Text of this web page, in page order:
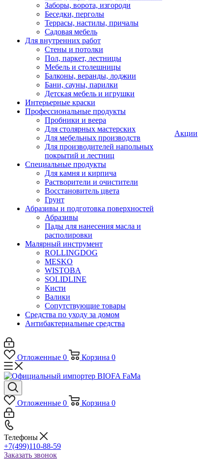
Заборы, ворота, изгороди
Беседки, перголы
Террасы, настилы, причалы
Садовая мебель
Для внутренних работ
Стены и потолки
Пол, паркет, лестницы
Мебель и столешницы
Балконы, веранды, лоджии
Бани, сауны, парилки
Детская мебель и игрушки
Интерьерные краски
Профессиональные продукты
Пробники и веера
Для столярных мастерских
Для мебельных производств
Для производителей напольных
покрытий и лестниц
Специальные продукты
Для камня и кирпича
Растворители и очистители
Восстановитель цвета
Грунт
Абразивы и подготовка поверхностей
Абразивы
Пады для нанесения масла и
располировки
Малярный инструмент
ROLLINGDOG
MESKO
WISTOBA
SOLIDLINE
Кисти
Валики
Сопутствующие товары
Средства по уходу за домом
Антибактериальные средства
Акции
Отложенные 0 Корзина 0
Отложенные 0 Корзина 0
Телефоны
+7(499)110-88-59
Заказать звонок